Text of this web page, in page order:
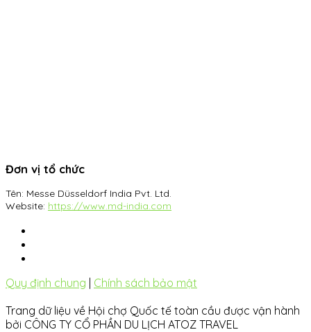
Đơn vị tổ chức
Tên: Messe Düsseldorf India Pvt. Ltd.
Website: https://www.md-india.com
Quy định chung
Chính sách bảo mật
Trang dữ liệu về Hội chợ Quốc tế toàn cầu được vận hành
bởi CÔNG TY CỔ PHẦN DU LỊCH ATOZ TRAVEL